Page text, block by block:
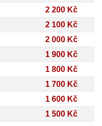
2 200 Kč
2 100 Kč
2 000 Kč
1 900 Kč
1 800 Kč
1 700 Kč
1 600 Kč
1 500 Kč